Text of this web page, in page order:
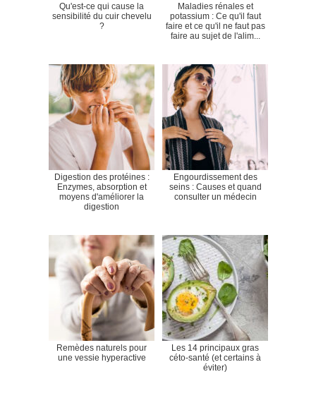
Qu'est-ce qui cause la
sensibilité du cuir chevelu
?
Maladies rénales et
potassium : Ce qu'il faut
faire et ce qu'il ne faut pas
faire au sujet de l'alim...
Digestion des protéines :
Enzymes, absorption et
moyens d'améliorer la
digestion
Engourdissement des
seins : Causes et quand
consulter un médecin
Remèdes naturels pour
une vessie hyperactive
Les 14 principaux gras
céto-santé (et certains à
éviter)